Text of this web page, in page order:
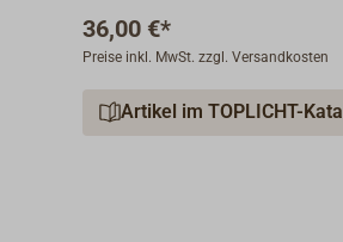
36,00 €*
Preise inkl. MwSt. zzgl. Versandkosten
Artikel im TOPLICHT-